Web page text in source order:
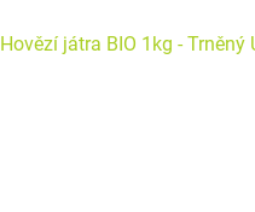
Hovězí játra BIO 1kg - Trněný